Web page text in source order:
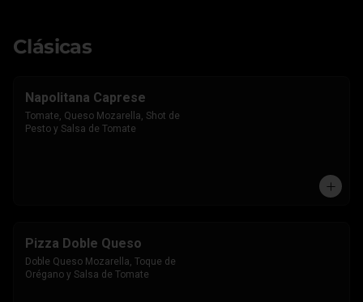
Clásicas
Napolitana Caprese
Tomate, Queso Mozarella, Shot de
Pesto y Salsa de Tomate
Pizza Doble Queso
Doble Queso Mozarella, Toque de
Orégano y Salsa de Tomate